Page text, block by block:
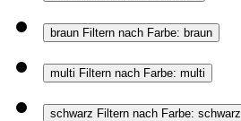
braun Filtern nach Farbe: braun
multi Filtern nach Farbe: multi
schwarz Filtern nach Farbe: schwarz